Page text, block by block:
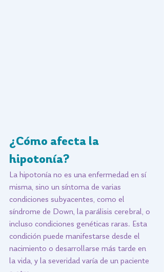
¿Cómo afecta la
hipotonía?
La hipotonía no es una enfermedad en sí
misma, sino un síntoma de varias
condiciones subyacentes, como el
síndrome de Down, la parálisis cerebral, o
incluso condiciones genéticas raras. Esta
condición puede manifestarse desde el
nacimiento o desarrollarse más tarde en
la vida, y la severidad varía de un paciente